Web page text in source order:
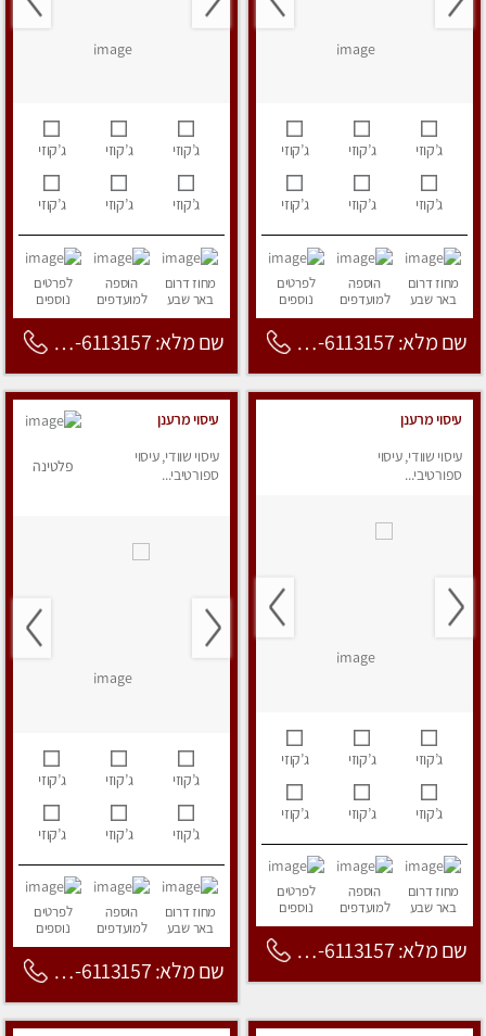
ג’קוזי ג’קוזי ג’קוזי
ג’קוזי ג’קוזי ג’קוזי
מחוז דרום
באר שבע
הוספה
למועדפים
לפרטים
נוספים
שם מלא: 053-6113157
ג’קוזי ג’קוזי ג’קוזי
ג’קוזי ג’קוזי ג’קוזי
מחוז דרום
באר שבע
הוספה
למועדפים
לפרטים
נוספים
שם מלא: 053-6113157
עיסוי מרענן
עיסוי שוודי, עיסוי
ספורטיבי...
ג’קוזי ג’קוזי ג’קוזי
ג’קוזי ג’קוזי ג’קוזי
מחוז דרום
באר שבע
הוספה
למועדפים
לפרטים
נוספים
שם מלא: 053-6113157
עיסוי מרענן
עיסוי שוודי, עיסוי
ספורטיבי...
פלטינה
ג’קוזי ג’קוזי ג’קוזי
ג’קוזי ג’קוזי ג’קוזי
מחוז דרום
באר שבע
הוספה
למועדפים
לפרטים
נוספים
שם מלא: 053-6113157